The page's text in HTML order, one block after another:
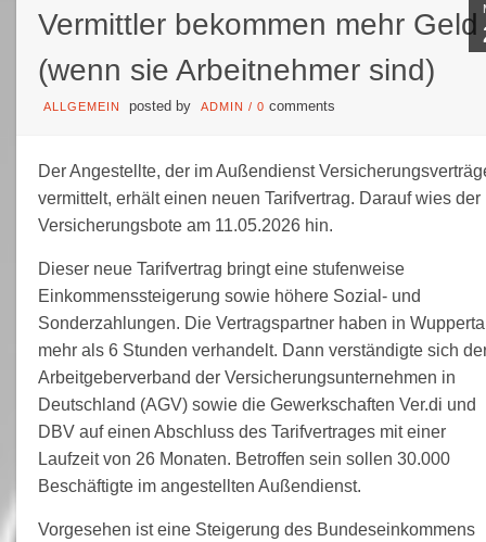
Vermittler bekommen mehr Geld
(wenn sie Arbeitnehmer sind)
ALLGEMEIN posted by ADMIN / 0 comments
Der Angestellte, der im Außendienst
vermittelt, erhält einen neuen Tarifvertrag. Darauf wies der
Versicherungsbote am 11.05.2026 hin.
Dieser neue Tarifvertrag bringt eine stufenweise
Einkommenssteigerung sowie höhere Sozial- und
Sonderzahlungen. Die Vertragspartner haben in
mehr als 6 Stunden verhandelt. Dann verständigte sich
Arbeitgeberverband der Versicherungsunternehmen in
Deutschland (AGV) sowie die Gewerkschaften Ver.di und
DBV auf einen Abschluss des Tarifvertrages mit einer
Laufzeit von 26 Monaten. Betroffen sein sollen 30.000
Beschäftigte im angestellten Außendienst.
Vorgesehen ist eine Steigerung des Bundeseinkommens